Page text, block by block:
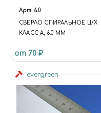
Арт. 6.0
СВЕРЛО СПИРАЛЬНОЕ Ц/Х
КЛАСС А, 6.0 ММ
от 70 ₽
evergreen